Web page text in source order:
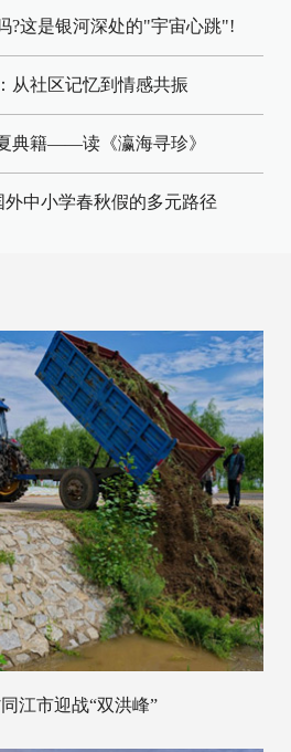
?这是银河深处的"宇宙心跳"!
从社区记忆到情感共振
典籍——读《瀛海寻珍》
中小学春秋假的多元路径
江市迎战“双洪峰”